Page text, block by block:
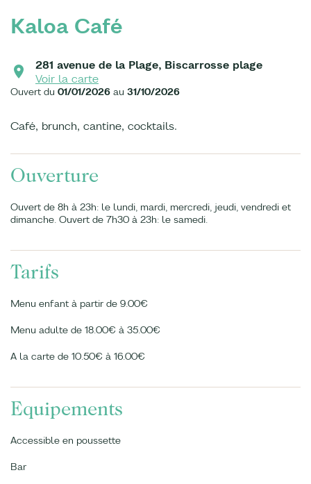
Kaloa Café
281 avenue de la Plage, Biscarrosse plage
Voir la carte
Ouvert du 01/01/2026 au 31/10/2026
Café, brunch, cantine, cocktails.
Ouverture
Ouvert de 8h à 23h: le lundi, mardi, mercredi, jeudi, vendredi et
dimanche. Ouvert de 7h30 à 23h: le samedi.
Tarifs
Menu enfant à partir de 9.00€
Menu adulte de 18.00€ à 35.00€
A la carte de 10.50€ à 16.00€
Equipements
Accessible en poussette
Bar